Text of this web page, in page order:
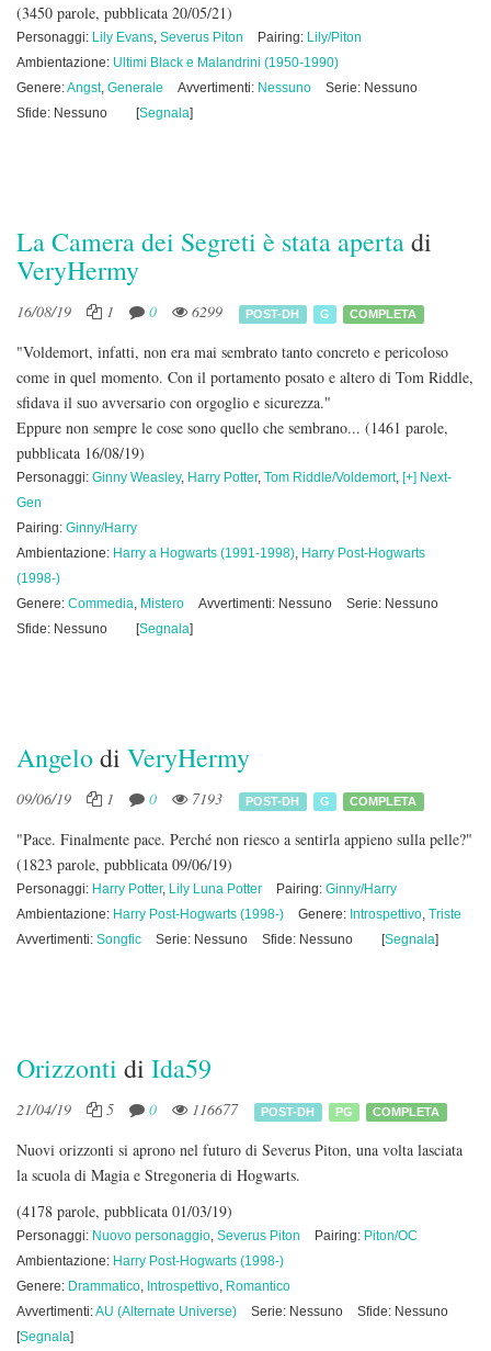
(3450 parole, pubblicata 20/05/21)
Personaggi: Lily Evans, Severus Piton Pairing: Lily/Piton
Ambientazione: Ultimi Black e Malandrini (1950-1990)
Genere:Angst, Generale Avvertimenti: Nessuno
Serie: Nessuno
Sfide: Nessuno
[Segnala]
La Camera dei Segreti è stata apertadi
VeryHermy
16/08/19 1 0 6299 POST-DH G COMPLETA
"Voldemort, infatti, non era mai sembrato tanto concreto e pericoloso
come in quel momento. Con il portamento posato e altero di Tom Riddle,
sfidava il suo avversario con orgoglio e sicurezza."
Eppure non sempre le cose sono quello che sembrano... (1461 parole,
pubblicata 16/08/19)
Personaggi: Ginny Weasley, Harry Potter, Tom Riddle/Voldemort, [+] Next-
Gen
Pairing: Ginny/Harry
Ambientazione: Harry a Hogwarts (1991-1998), Harry Post-Hogwarts
(1998-)
Genere: Commedia, Mistero Avvertimenti: Nessuno
Serie: Nessuno
Sfide: Nessuno
[Segnala]
Angelodi VeryHermy
09/06/19 1 0 7193 POST-DH G COMPLETA
"Pace. Finalmente pace. Perché non riesco a sentirla appieno sulla pelle?"
(1823 parole, pubblicata 09/06/19)
Personaggi: Harry Potter, Lily Luna Potter Pairing: Ginny/Harry
Ambientazione: Harry Post-Hogwarts (1998-) Genere: Introspettivo, Triste
Avvertimenti: Songfic Serie: Nessuno Sfide: Nessuno [Segnala]
Orizzonti di Ida59
21/04/19 5 0 116677 POST-DH PG COMPLETA
Nuovi orizzonti si aprono nel futuro di Severus Piton, una volta lasciata
la scuola di Magia e Stregoneria di Hogwarts.
(4178 parole, pubblicata 01/03/19)
Personaggi: Nuovo personaggio, Severus Piton Pairing: Piton/OC
Ambientazione: Harry Post-Hogwarts (1998-)
Genere: Drammatico, Introspettivo, Romantico
Avvertimenti:AU (Alternate Universe) Serie: Nessuno
Sfide: Nessuno
[Segnala]